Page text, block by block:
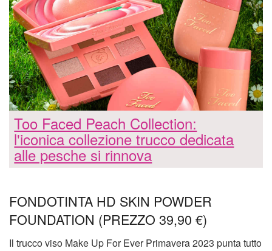
Too Faced Peach Collection:
l'iconica collezione trucco dedicata
alle pesche si rinnova
FONDOTINTA HD SKIN POWDER
FOUNDATION (PREZZO 39,90 €)
Il trucco viso Make Up For Ever Primavera 2023 punta tutto